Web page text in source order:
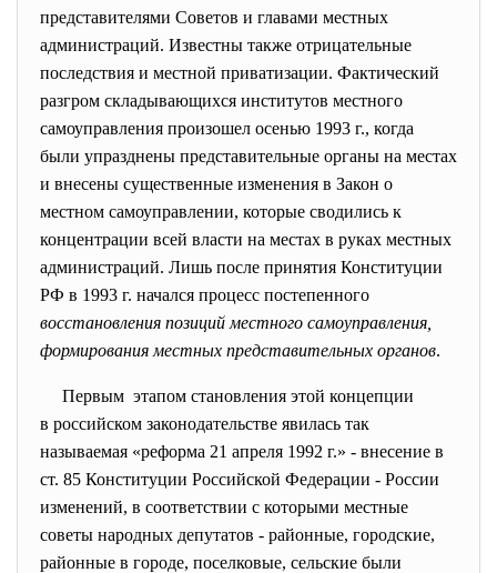
представителями Советов и главами местных
администраций. Известны также отрицательные
последствия и местной приватизации. Фактический
разгром складывающихся институтов местного
самоуправления произошел осенью 1993 г., когда
были упразднены представительные органы на местах
и внесены существенные изменения в Закон о
местном самоуправлении, которые сводились к
концентрации всей власти на местах в руках местных
администраций. Лишь после принятия Конституции
РФ в 1993 г. начался процесс постепенного
восстановления позиций местного самоуправления,
формирования местных представительных органов.
Первым этапом становления этой концепции
в российском законодательстве явилась так
называемая «реформа 21 апреля 1992 г.» - внесение в
ст. 85 Конституции Российской Федерации - России
изменений, в соответствии с которыми местные
советы народных депутатов - районные, городские,
районные в городе, поселковые, сельские были